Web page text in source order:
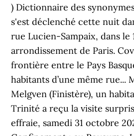
) Dictionnaire des
s'est déclenché cette nuit
rue Lucien-Sampaix, dans le
arrondissement de Paris.
frontière entre le Pays
habitants d’une même rue...
Melgven (Finistère), un
Trinité a reçu la visite
effraie, samedi 31 octobre